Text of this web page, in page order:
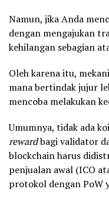
Namun, jika Anda
dengan mengajukan
kehilangan sebagian
Oleh karena itu,
mana bertindak jujur
mencoba melakukan
Umumnya, tidak ada
rewardbagi validator
blockchain harus
penjualan awal (ICO
protokol dengan PoW